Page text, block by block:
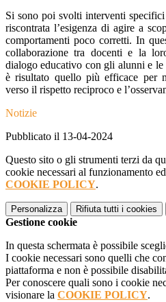
Si sono poi svolti interventi
riscontrata l’esigenza di agire a
comportamenti poco corretti. In
collaborazione tra docenti e la
dialogo educativo con gli alunni e
è risultato quello più efficace per
verso il rispetto reciproco e
Notizie
Pubblicato il 13-04-2024
Questo sito o gli strumenti terzi da
cookie necessari al funzionamento
COOKIE POLICY.
Personalizza Rifiuta tutti i cookies
Gestione cookie
In questa schermata è possibile
I cookie necessari sono quelli che
piattaforma e non è possibile
Per conoscere quali sono i cookie
visionare la COOKIE POLICY.